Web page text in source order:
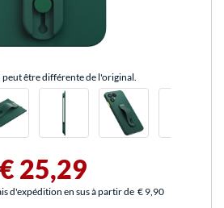
être différente de l'original.
€ 25,29
d'expédition en sus à partir de € 9,90